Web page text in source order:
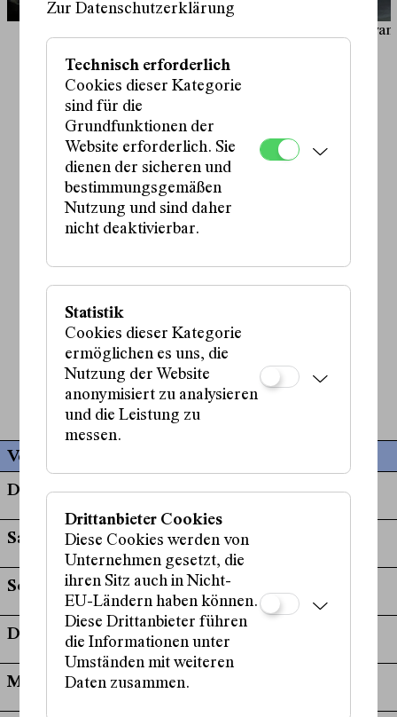
©
Schauspiel:
Tala Al-Deen
Kaspar Locher
Sophia Löffler
Karola Niederhuber
Mervan Ürkmez
Regie:
Marie Bues
Live-Musik und Komposition:
Lila-Zoé Krauß
mehr anzeigen
Vergangene Termine
Do, 26. September, 19:30 Uhr
Sa, 28. September, 19:30 Uhr
So, 29. September, 15:00 Uhr
Di, 01. Oktober, 19:30 Uhr
Mi, 02. Oktober, 19:30 Uhr
Zur Datenschutzerklärung
Technisch erforderlich
Cookies dieser Kategorie
sind für die
Grundfunktionen der
Website erforderlich. Sie
dienen der sicheren und
bestimmungsgemäßen
Nutzung und sind daher
nicht deaktivierbar.
Statistik
Cookies dieser Kategorie
ermöglichen es uns, die
Nutzung der Website
anonymisiert zu analysieren
und die Leistung zu
messen.
Drittanbieter Cookies
Diese Cookies werden von
Unternehmen gesetzt, die
ihren Sitz auch in Nicht-
EU-Ländern haben können.
Diese Drittanbieter führen
die Informationen unter
Umständen mit weiteren
Daten zusammen.